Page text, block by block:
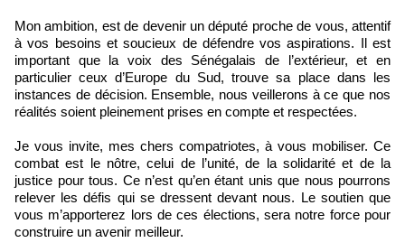
Mon ambition, est de devenir un député proche de vous, attentif
à vos besoins et soucieux de défendre vos aspirations. Il est
important que la voix des Sénégalais de l’extérieur, et en
particulier ceux d’Europe du Sud, trouve sa place dans les
instances de décision. Ensemble, nous veillerons à ce que nos
réalités soient pleinement prises en compte et respectées.
Je vous invite, mes chers compatriotes, à vous mobiliser. Ce
combat est le nôtre, celui de l’unité, de la solidarité et de la
justice pour tous. Ce n’est qu’en étant unis que nous pourrons
relever les défis qui se dressent devant nous. Le soutien que
vous m’apporterez lors de ces élections, sera notre force pour
construire un avenir meilleur.